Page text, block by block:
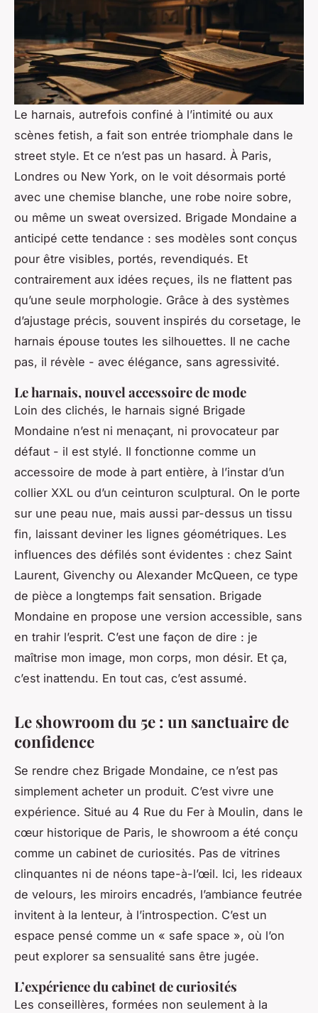
Le harnais, autrefois confiné à l’intimité ou aux
scènes fetish, a fait son entrée triomphale dans le
street style. Et ce n’est pas un hasard. À Paris,
Londres ou New York, on le voit désormais porté
avec une chemise blanche, une robe noire sobre,
ou même un sweat oversized. Brigade Mondaine a
anticipé cette tendance : ses modèles sont conçus
pour être visibles, portés, revendiqués. Et
contrairement aux idées reçues, ils ne flattent pas
qu’une seule morphologie. Grâce à des systèmes
d’ajustage précis, souvent inspirés du corsetage, le
harnais épouse toutes les silhouettes. Il ne cache
pas, il révèle - avec élégance, sans agressivité.
Le harnais, nouvel accessoire de mode
Loin des clichés, le harnais signé Brigade
Mondaine n’est ni menaçant, ni provocateur par
défaut - il est stylé. Il fonctionne comme un
accessoire de mode à part entière, à l’instar d’un
collier XXL ou d’un ceinturon sculptural. On le porte
sur une peau nue, mais aussi par-dessus un tissu
fin, laissant deviner les lignes géométriques. Les
influences des défilés sont évidentes : chez Saint
Laurent, Givenchy ou Alexander McQueen, ce type
de pièce a longtemps fait sensation. Brigade
Mondaine en propose une version accessible, sans
en trahir l’esprit. C’est une façon de dire : je
maîtrise mon image, mon corps, mon désir. Et ça,
c’est inattendu. En tout cas, c’est assumé.
Le showroom du 5e : un sanctuaire de
confidence
Se rendre chez Brigade Mondaine, ce n’est pas
simplement acheter un produit. C’est vivre une
expérience. Situé au 4 Rue du Fer à Moulin, dans le
cœur historique de Paris, le showroom a été conçu
comme un cabinet de curiosités. Pas de vitrines
clinquantes ni de néons tape-à-l’œil. Ici, les rideaux
de velours, les miroirs encadrés, l’ambiance feutrée
invitent à la lenteur, à l’introspection. C’est un
espace pensé comme un « safe space », où l’on
peut explorer sa sensualité sans être jugée.
L’expérience du cabinet de curiosités
Les conseillères, formées non seulement à la